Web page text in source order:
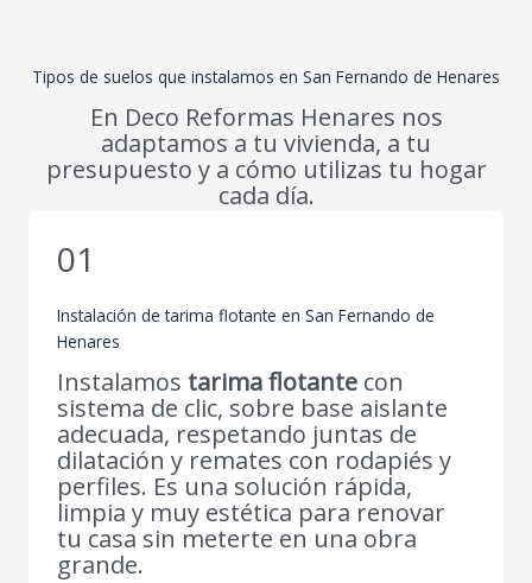
Tipos de suelos que instalamos en San Fernando de Henares
En Deco Reformas Henares nos
adaptamos a tu vivienda, a tu
presupuesto y a cómo utilizas tu hogar
cada día.
01
Instalación de tarima flotante en San Fernando de
Henares
Instalamos tarima flotante con
sistema de clic, sobre base aislante
adecuada, respetando juntas de
dilatación y remates con rodapiés y
perfiles. Es una solución rápida,
limpia y muy estética para renovar
tu casa sin meterte en una obra
grande.